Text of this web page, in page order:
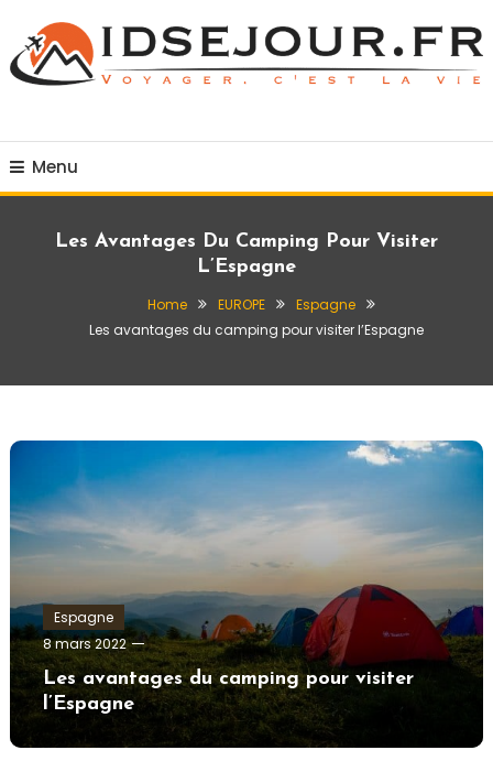
Content
Menu
Les Avantages Du Camping Pour Visiter
L’Espagne
Home EUROPE
Espagne
Les avantages du camping pour visiter l’Espagne
Espagne
8 mars 2022
admin
Les avantages du camping pour visiter
l’Espagne